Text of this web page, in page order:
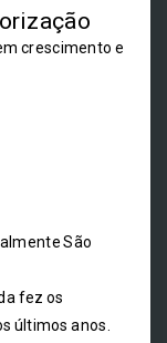
crescimento e
São
fez os
últimos anos.